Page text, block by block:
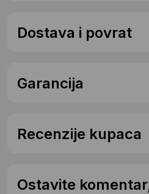
Dostava i povrat
Garancija
Recenzije kupaca
Ostavite